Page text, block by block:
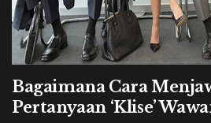
Bagaimana Cara
Pertanyaan ‘Klise’